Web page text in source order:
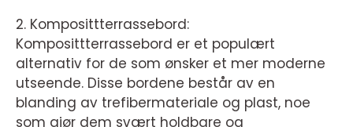
2. Komposittterrassebord:
Komposittterrassebord er et populært
alternativ for de som ønsker et mer moderne
utseende. Disse bordene består av en
blanding av trefibermateriale og plast, noe
som gjør dem svært holdbare og